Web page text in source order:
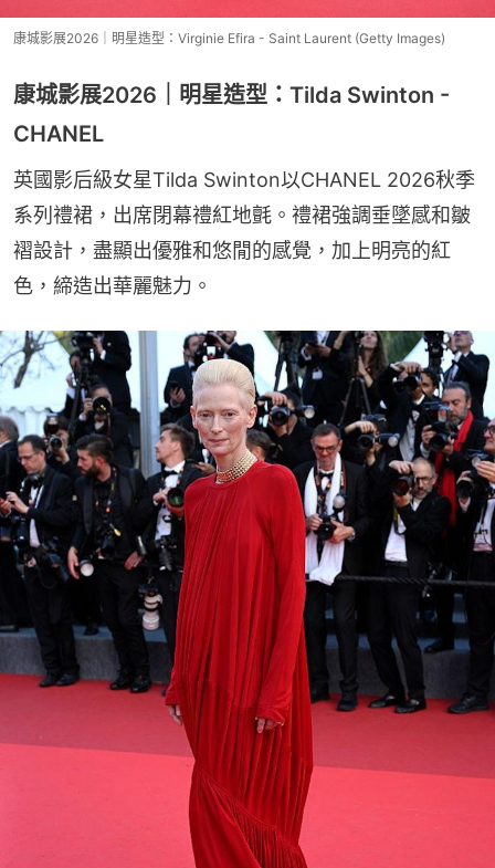
康城影展2026｜明星造型：Virginie Efira - Saint Laurent (Getty Images)
康城影展2026｜明星造型：Tilda Swinton -
CHANEL
英國影后級女星Tilda Swinton以CHANEL 2026秋季
系列禮裙，出席閉幕禮紅地氈。禮裙強調垂墜感和皺
褶設計，盡顯出優雅和悠閒的感覺，加上明亮的紅
色，締造出華麗魅力。